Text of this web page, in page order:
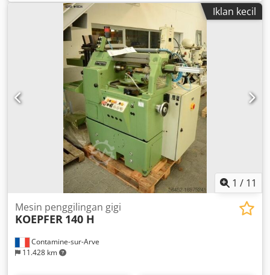
Iklan kecil
1 / 11
Contamine-sur-Arve
11.428 km
Mesin penggilingan gigi
KOEPFER 140 H